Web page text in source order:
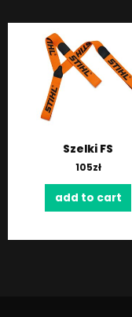
Szelki FS
105zł
add to cart